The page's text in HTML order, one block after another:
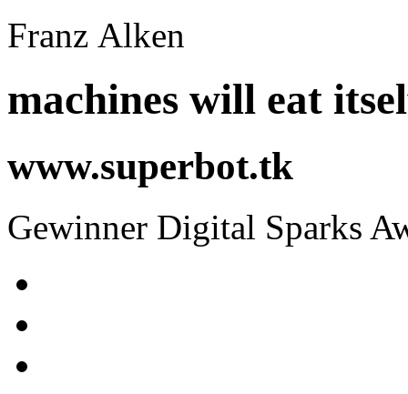
Franz Alken
machines will eat
www.superbot.tk
Gewinner Digital Sparks